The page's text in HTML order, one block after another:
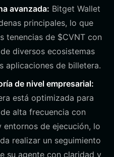
avanzada: Bitget Wallet
principales, lo que
tenencias de $CVNT con
diversos ecosistemas
aplicaciones de billetera.
de nivel empresarial:
está optimizada para
alta frecuencia con
de ejecución, lo
realizar un seguimiento
su agente con claridad y